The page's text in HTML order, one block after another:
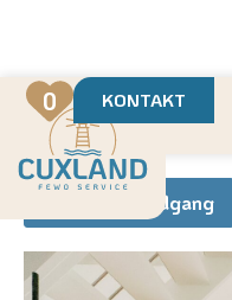
0 KONTAKT
360° Rundgang